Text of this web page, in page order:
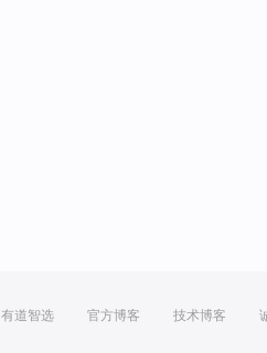
有道智选 官方博客 技术博客